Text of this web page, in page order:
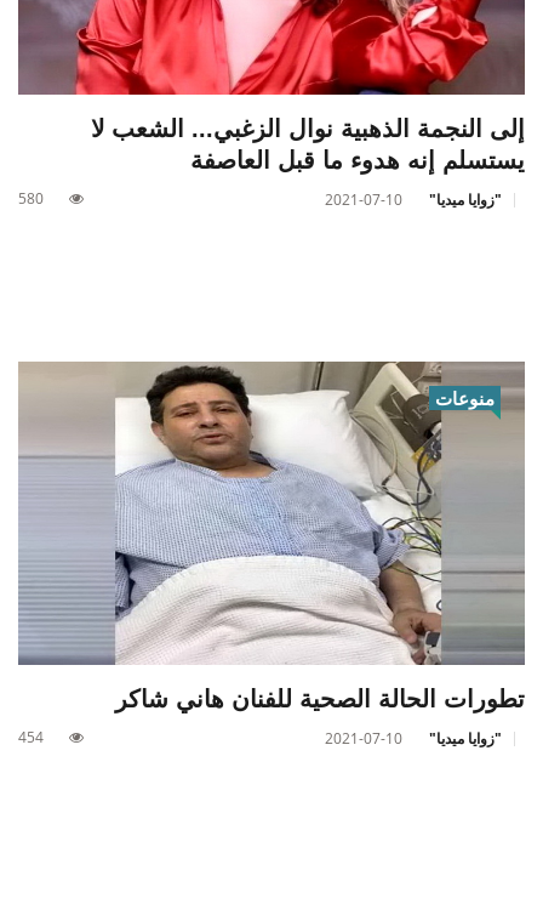
إلى النجمة الذهبية نوال الزغبي... الشعب لا
يستسلم إنه هدوء ما قبل العاصفة
"زوايا ميديا" 2021-07-10
580
منوعات
تطورات الحالة الصحية للفنان هاني شاكر
"زوايا ميديا" 2021-07-10
454